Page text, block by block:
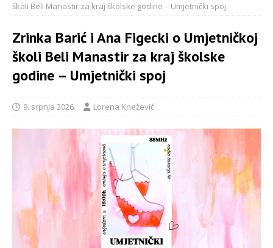
školi Beli Manastir za kraj školske godine – Umjetnički spoj
Zrinka Barić i Ana Figecki o Umjetničkoj
školi Beli Manastir za kraj školske
godine – Umjetnički spoj
9. srpnja 2026. Lorena Knežević